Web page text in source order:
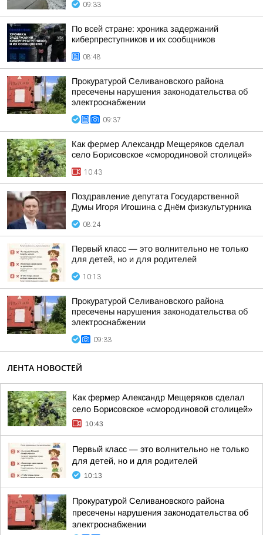
09:33
По всей стране: хроника задержаний
киберпреступников и их сообщников
08:48
Прокуратурой Селивановского района
пресечены нарушения законодательства об
электроснабжении
09:37
Как фермер Александр Мещеряков сделал
село Борисовское «смородиновой столицей»
10:43
Поздравление депутата Государственной
Думы Игоря Игошина с Днём физкультурника
08:24
Первый класс — это волнительно не только
для детей, но и для родителей
10:13
Прокуратурой Селивановского района
пресечены нарушения законодательства об
электроснабжении
09:33
ЛЕНТА НОВОСТЕЙ
Как фермер Александр Мещеряков сделал
село Борисовское «смородиновой столицей»
10:43
Первый класс — это волнительно не только
для детей, но и для родителей
10:13
Прокуратурой Селивановского района
пресечены нарушения законодательства об
электроснабжении